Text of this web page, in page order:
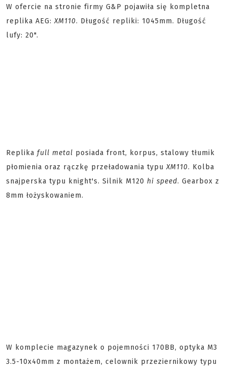
W ofercie na stronie firmy G&P pojawiła się kompletna
replika AEG:XM110. Długość repliki: 1045mm. Długość
lufy: 20".
Replika full metal posiada front, korpus, stalowy tłumik
płomienia oraz rączkę przeładowania typuXM110. Kolba
snajperska typu knight's. Silnik M120 hi speed. Gearbox z
8mm łożyskowaniem.
W komplecie magazynek o pojemności 170BB, optyka M3
3.5-10x40mm z montażem, celownik przeziernikowy typu